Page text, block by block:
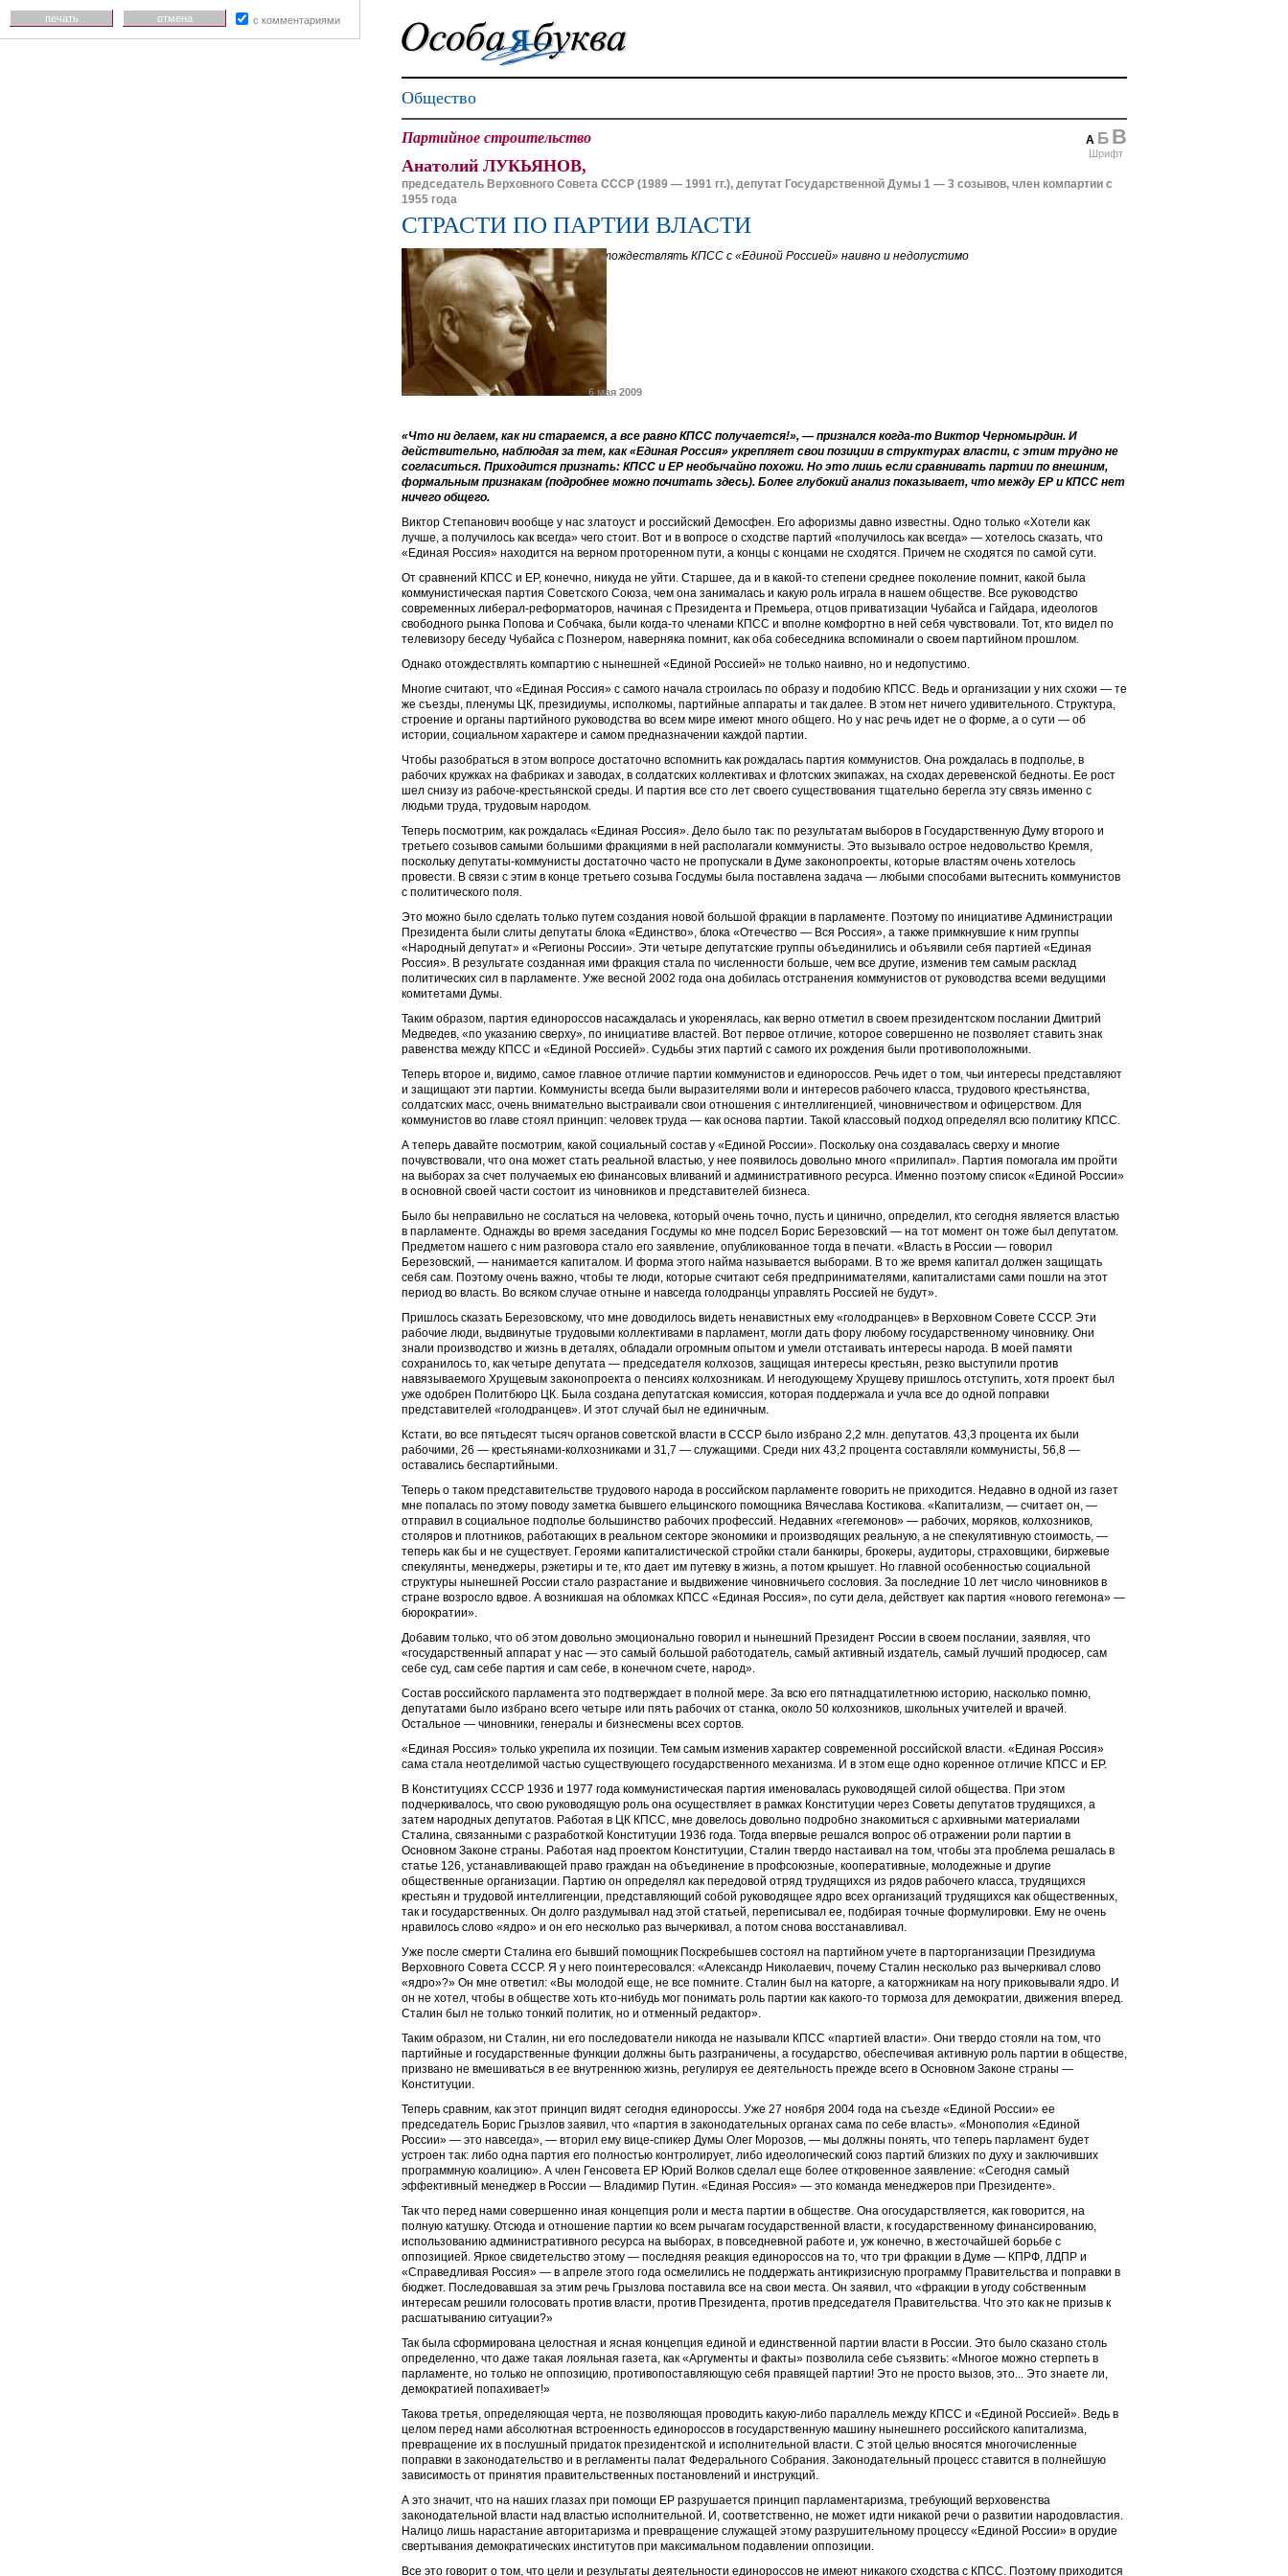
Общество
А Б В
Шрифт
Партийное строительство
Анатолий ЛУКЬЯНОВ,
председатель Верховного Совета СССР (1989 — 1991 гг.), депутат Государственной Думы 1 — 3 созывов, член компартии с
1955 года
СТРАСТИ ПО ПАРТИИ ВЛАСТИ
Отождествлять КПСС с «Единой Россией» наивно и недопустимо
6 мая 2009
«Что ни делаем, как ни стараемся, а все равно КПСС получается!», — признался когда-то Виктор Черномырдин. И
действительно, наблюдая за тем, как «Единая Россия» укрепляет свои позиции в структурах власти, с этим трудно не
согласиться. Приходится признать: КПСС и ЕР необычайно похожи. Но это лишь если сравнивать партии по внешним,
формальным признакам (подробнее можно почитать здесь). Более глубокий анализ показывает, что между ЕР и КПСС нет
ничего общего.
Виктор Степанович вообще у нас златоуст и российский Демосфен. Его афоризмы давно известны. Одно только «Хотели как
лучше, а получилось как всегда» чего стоит. Вот и в вопросе о сходстве партий «получилось как всегда» — хотелось сказать, что
«Единая Россия» находится на верном проторенном пути, а концы с концами не сходятся. Причем не сходятся по самой сути.
От сравнений КПСС и ЕР, конечно, никуда не уйти. Старшее, да и в какой-то степени среднее поколение помнит, какой была
коммунистическая партия Советского Союза, чем она занималась и какую роль играла в нашем обществе. Все руководство
современных либерал-реформаторов, начиная с Президента и Премьера, отцов приватизации Чубайса и Гайдара, идеологов
свободного рынка Попова и Собчака, были когда-то членами КПСС и вполне комфортно в ней себя чувствовали. Тот, кто видел по
телевизору беседу Чубайса с Познером, наверняка помнит, как оба собеседника вспоминали о своем партийном прошлом.
Однако отождествлять компартию с нынешней «Единой Россией» не только наивно, но и недопустимо.
Многие считают, что «Единая Россия» с самого начала строилась по образу и подобию КПСС. Ведь и организации у них схожи — те
же съезды, пленумы ЦК, президиумы, исполкомы, партийные аппараты и так далее. В этом нет ничего удивительного. Структура,
строение и органы партийного руководства во всем мире имеют много общего. Но у нас речь идет не о форме, а о сути — об
истории, социальном характере и самом предназначении каждой партии.
Чтобы разобраться в этом вопросе достаточно вспомнить как рождалась партия коммунистов. Она рождалась в подполье, в
рабочих кружках на фабриках и заводах, в солдатских коллективах и флотских экипажах, на сходах деревенской бедноты. Ее рост
шел снизу из рабоче-крестьянской среды. И партия все сто лет своего существования тщательно берегла эту связь именно с
людьми труда, трудовым народом.
Теперь посмотрим, как рождалась «Единая Россия». Дело было так: по результатам выборов в Государственную Думу второго и
третьего созывов самыми большими фракциями в ней располагали коммунисты. Это вызывало острое недовольство Кремля,
поскольку депутаты-коммунисты достаточно часто не пропускали в Думе законопроекты, которые властям очень хотелось
провести. В связи с этим в конце третьего созыва Госдумы была поставлена задача — любыми способами вытеснить коммунистов
с политического поля.
Это можно было сделать только путем создания новой большой фракции в парламенте. Поэтому по инициативе Администрации
Президента были слиты депутаты блока «Единство», блока «Отечество — Вся Россия», а также примкнувшие к ним группы
«Народный депутат» и «Регионы России». Эти четыре депутатские группы объединились и объявили себя партией «Единая
Россия». В результате созданная ими фракция стала по численности больше, чем все другие, изменив тем самым расклад
политических сил в парламенте. Уже весной 2002 года она добилась отстранения коммунистов от руководства всеми ведущими
комитетами Думы.
Таким образом, партия единороссов насаждалась и укоренялась, как верно отметил в своем президентском послании Дмитрий
Медведев, «по указанию сверху», по инициативе властей. Вот первое отличие, которое совершенно не позволяет ставить знак
равенства между КПСС и «Единой Россией». Судьбы этих партий с самого их рождения были противоположными.
Теперь второе и, видимо, самое главное отличие партии коммунистов и единороссов. Речь идет о том, чьи интересы представляют
и защищают эти партии. Коммунисты всегда были выразителями воли и интересов рабочего класса, трудового крестьянства,
солдатских масс, очень внимательно выстраивали свои отношения с интеллигенцией, чиновничеством и офицерством. Для
коммунистов во главе стоял принцип: человек труда — как основа партии. Такой классовый подход определял всю политику КПСС.
А теперь давайте посмотрим, какой социальный состав у «Единой России». Поскольку она создавалась сверху и многие
почувствовали, что она может стать реальной властью, у нее появилось довольно много «прилипал». Партия помогала им пройти
на выборах за счет получаемых ею финансовых вливаний и административного ресурса. Именно поэтому список «Единой России»
в основной своей части состоит из чиновников и представителей бизнеса.
Было бы неправильно не сослаться на человека, который очень точно, пусть и цинично, определил, кто сегодня является властью
в парламенте. Однажды во время заседания Госдумы ко мне подсел Борис Березовский — на тот момент он тоже был депутатом.
Предметом нашего с ним разговора стало его заявление, опубликованное тогда в печати. «Власть в России — говорил
Березовский, — нанимается капиталом. И форма этого найма называется выборами. В то же время капитал должен защищать
себя сам. Поэтому очень важно, чтобы те люди, которые считают себя предпринимателями, капиталистами сами пошли на этот
период во власть. Во всяком случае отныне и навсегда голодранцы управлять Россией не будут».
Пришлось сказать Березовскому, что мне доводилось видеть ненавистных ему «голодранцев» в Верховном Совете СССР. Эти
рабочие люди, выдвинутые трудовыми коллективами в парламент, могли дать фору любому государственному чиновнику. Они
знали производство и жизнь в деталях, обладали огромным опытом и умели отстаивать интересы народа. В моей памяти
сохранилось то, как четыре депутата — председателя колхозов, защищая интересы крестьян, резко выступили против
навязываемого Хрущевым законопроекта о пенсиях колхозникам. И негодующему Хрущеву пришлось отступить, хотя проект был
уже одобрен Политбюро ЦК. Была создана депутатская комиссия, которая поддержала и учла все до одной поправки
представителей «голодранцев». И этот случай был не единичным.
Кстати, во все пятьдесят тысяч органов советской власти в СССР было избрано 2,2 млн. депутатов. 43,3 процента их были
рабочими, 26 — крестьянами-колхозниками и 31,7 — служащими. Среди них 43,2 процента составляли коммунисты, 56,8 —
оставались беспартийными.
Теперь о таком представительстве трудового народа в российском парламенте говорить не приходится. Недавно в одной из газет
мне попалась по этому поводу заметка бывшего ельцинского помощника Вячеслава Костикова. «Капитализм, — считает он, —
отправил в социальное подполье большинство рабочих профессий. Недавних «гегемонов» — рабочих, моряков, колхозников,
столяров и плотников, работающих в реальном секторе экономики и производящих реальную, а не спекулятивную стоимость, —
теперь как бы и не существует. Героями капиталистической стройки стали банкиры, брокеры, аудиторы, страховщики, биржевые
спекулянты, менеджеры, рэкетиры и те, кто дает им путевку в жизнь, а потом крышует. Но главной особенностью социальной
структуры нынешней России стало разрастание и выдвижение чиновничьего сословия. За последние 10 лет число чиновников в
стране возросло вдвое. А возникшая на обломках КПСС «Единая Россия», по сути дела, действует как партия «нового гегемона» —
бюрократии».
Добавим только, что об этом довольно эмоционально говорил и нынешний Президент России в своем послании, заявляя, что
«государственный аппарат у нас — это самый большой работодатель, самый активный издатель, самый лучший продюсер, сам
себе суд, сам себе партия и сам себе, в конечном счете, народ».
Состав российского парламента это подтверждает в полной мере. За всю его пятнадцатилетнюю историю, насколько помню,
депутатами было избрано всего четыре или пять рабочих от станка, около 50 колхозников, школьных учителей и врачей.
Остальное — чиновники, генералы и бизнесмены всех сортов.
«Единая Россия» только укрепила их позиции. Тем самым изменив характер современной российской власти. «Единая Россия»
сама стала неотделимой частью существующего государственного механизма. И в этом еще одно коренное отличие КПСС и ЕР.
В Конституциях СССР 1936 и 1977 года коммунистическая партия именовалась руководящей силой общества. При этом
подчеркивалось, что свою руководящую роль она осуществляет в рамках Конституции через Советы депутатов трудящихся, а
затем народных депутатов. Работая в ЦК КПСС, мне довелось довольно подробно знакомиться с архивными материалами
Сталина, связанными с разработкой Конституции 1936 года. Тогда впервые решался вопрос об отражении роли партии в
Основном Законе страны. Работая над проектом Конституции, Сталин твердо настаивал на том, чтобы эта проблема решалась в
статье 126, устанавливающей право граждан на объединение в профсоюзные, кооперативные, молодежные и другие
общественные организации. Партию он определял как передовой отряд трудящихся из рядов рабочего класса, трудящихся
крестьян и трудовой интеллигенции, представляющий собой руководящее ядро всех организаций трудящихся как общественных,
так и государственных. Он долго раздумывал над этой статьей, переписывал ее, подбирая точные формулировки. Ему не очень
нравилось слово «ядро» и он его несколько раз вычеркивал, а потом снова восстанавливал.
Уже после смерти Сталина его бывший помощник Поскребышев состоял на партийном учете в парторганизации Президиума
Верховного Совета СССР. Я у него поинтересовался: «Александр Николаевич, почему Сталин несколько раз вычеркивал слово
«ядро»?» Он мне ответил: «Вы молодой еще, не все помните. Сталин был на каторге, а каторжникам на ногу приковывали ядро. И
он не хотел, чтобы в обществе хоть кто-нибудь мог понимать роль партии как какого-то тормоза для демократии, движения вперед.
Сталин был не только тонкий политик, но и отменный редактор».
Таким образом, ни Сталин, ни его последователи никогда не называли КПСС «партией власти». Они твердо стояли на том, что
партийные и государственные функции должны быть разграничены, а государство, обеспечивая активную роль партии в обществе,
призвано не вмешиваться в ее внутреннюю жизнь, регулируя ее деятельность прежде всего в Основном Законе страны —
Конституции.
Теперь сравним, как этот принцип видят сегодня единороссы. Уже 27 ноября 2004 года на съезде «Единой России» ее
председатель Борис Грызлов заявил, что «партия в законодательных органах сама по себе власть». «Монополия «Единой
России» — это навсегда», — вторил ему вице-спикер Думы Олег Морозов, — мы должны понять, что теперь парламент будет
устроен так: либо одна партия его полностью контролирует, либо идеологический союз партий близких по духу и заключивших
программную коалицию». А член Генсовета ЕР Юрий Волков сделал еще более откровенное заявление: «Сегодня самый
эффективный менеджер в России — Владимир Путин. «Единая Россия» — это команда менеджеров при Президенте».
Так что перед нами совершенно иная концепция роли и места партии в обществе. Она огосударствляется, как говорится, на
полную катушку. Отсюда и отношение партии ко всем рычагам государственной власти, к государственному финансированию,
использованию административного ресурса на выборах, в повседневной работе и, уж конечно, в жесточайшей борьбе с
оппозицией. Яркое свидетельство этому — последняя реакция единороссов на то, что три фракции в Думе — КПРФ, ЛДПР и
«Справедливая Россия» — в апреле этого года осмелились не поддержать антикризисную программу Правительства и поправки в
бюджет. Последовавшая за этим речь Грызлова поставила все на свои места. Он заявил, что «фракции в угоду собственным
интересам решили голосовать против власти, против Президента, против председателя Правительства. Что это как не призыв к
расшатыванию ситуации?»
Так была сформирована целостная и ясная концепция единой и единственной партии власти в России. Это было сказано столь
определенно, что даже такая лояльная газета, как «Аргументы и факты» позволила себе съязвить: «Многое можно стерпеть в
парламенте, но только не оппозицию, противопоставляющую себя правящей партии! Это не просто вызов, это... Это знаете ли,
демократией попахивает!»
Такова третья, определяющая черта, не позволяющая проводить какую-либо параллель между КПСС и «Единой Россией». Ведь в
целом перед нами абсолютная встроенность единороссов в государственную машину нынешнего российского капитализма,
превращение их в послушный придаток президентской и исполнительной власти. С этой целью вносятся многочисленные
поправки в законодательство и в регламенты палат Федерального Собрания. Законодательный процесс ставится в полнейшую
зависимость от принятия правительственных постановлений и инструкций.
А это значит, что на наших глазах при помощи ЕР разрушается принцип парламентаризма, требующий верховенства
законодательной власти над властью исполнительной. И, соответственно, не может идти никакой речи о развитии народовластия.
Налицо лишь нарастание авторитаризма и превращение служащей этому разрушительному процессу «Единой России» в орудие
свертывания демократических институтов при максимальном подавлении оппозиции.
Все это говорит о том, что цели и результаты деятельности единороссов не имеют никакого сходства с КПСС. Поэтому приходится
печать отмена с комментариями